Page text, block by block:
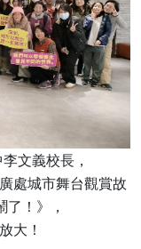
文義校長，
處城市舞台觀賞故
！》，
大！